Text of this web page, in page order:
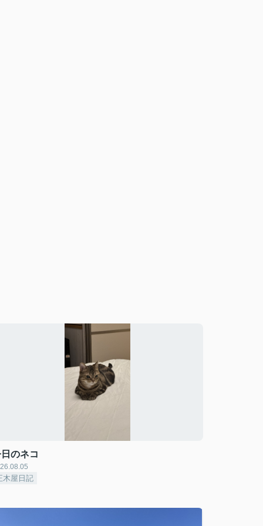
のネコ
木屋日記